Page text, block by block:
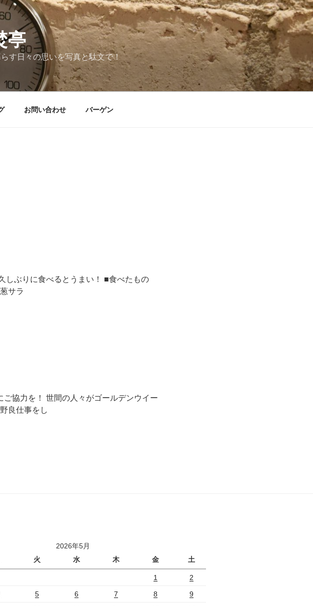
亭
す日々の思いを写真と駄文で！
お問い合わせ バーゲン
しぶりに食べるとうまい！ ■食べたもの
サラ
協力を！ 世間の人々がゴールデンウイー
良仕事をし
2026年5月
火 水 木 金 土
1 2
5 6 7 8 9